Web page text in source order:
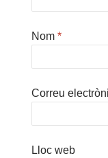
Nom *
Correu
Lloc web